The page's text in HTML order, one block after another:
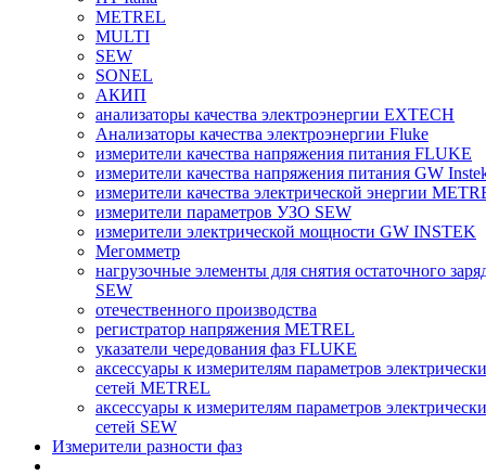
METREL
MULTI
SEW
SONEL
АКИП
анализаторы качества электроэнергии EXTECH
Анализаторы качества электроэнергии Fluke
измерители качества напряжения питания FLUKE
измерители качества напряжения питания GW
измерители качества электрической энергии
измерители параметров УЗО SEW
измерители электрической мощности GW INSTEK
Мегомметр
нагрузочные элементы для снятия остаточного
SEW
отечественного производства
регистратор напряжения METREL
указатели чередования фаз FLUKE
аксессуары к измерителям параметров
сетей METREL
аксессуары к измерителям параметров
сетей SEW
Измерители разности фаз